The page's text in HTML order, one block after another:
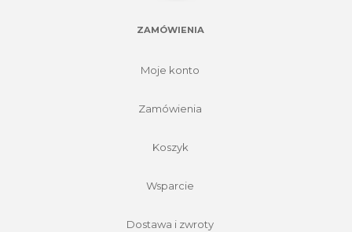
ZAMÓWIENIA
Moje konto
Zamówienia
Koszyk
Wsparcie
Dostawa i zwroty